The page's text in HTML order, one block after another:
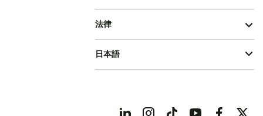
法律
日本語